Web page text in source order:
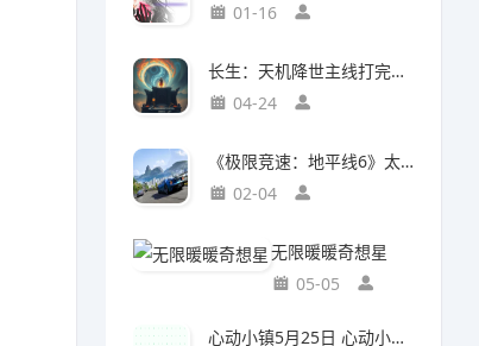
01-16
长生：天机降世主线打完了，说一下大概情况吧
04-24
《极限竞速：地平线6》太真实震惊玩家：这跟现实的日本一样！
02-04
无限暖暖奇想星
05-05
心动小镇5月25日 心动小镇萤石和溜溜橡木位置